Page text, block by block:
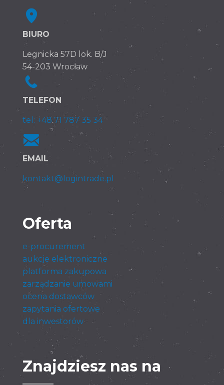
BIURO
Legnicka 57D lok. B/J
54-203 Wrocław
TELEFON
tel: +48 71 787 35 34
EMAIL
kontakt@logintrade.pl
Oferta
e-procurement
aukcje elektroniczne
platforma zakupowa
zarządzanie umowami
ocena dostawców
zapytania ofertowe
dla inwestorów
Znajdziesz nas na